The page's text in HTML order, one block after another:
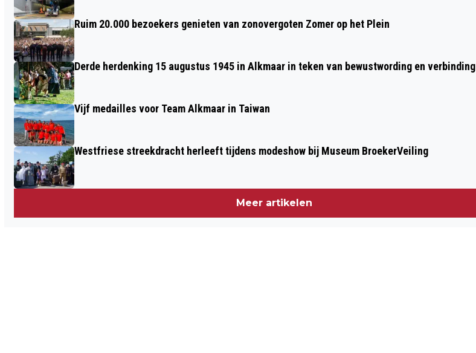
TRAJECT NAAR MBO-CERTIFICAAT
GEHANDICAPTENZORG
GROTE KERK
Ruim 20.000 bezoekers genieten van zonovergoten Zomer op het Plein
Derde herdenking 15 augustus 1945 in Alkmaar in teken van bewustwording en verbinding
Vijf medailles voor Team Alkmaar in Taiwan
Westfriese streekdracht herleeft tijdens modeshow bij Museum BroekerVeiling
Meer artikelen